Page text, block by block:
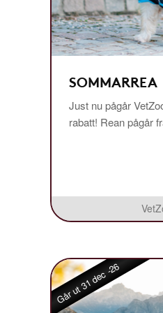
SOMMARREA
Just nu pågår
rabatt! Rean pågår
Går ut 31 dec -26